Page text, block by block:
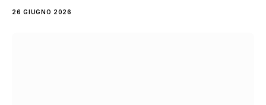
26 GIUGNO 2026